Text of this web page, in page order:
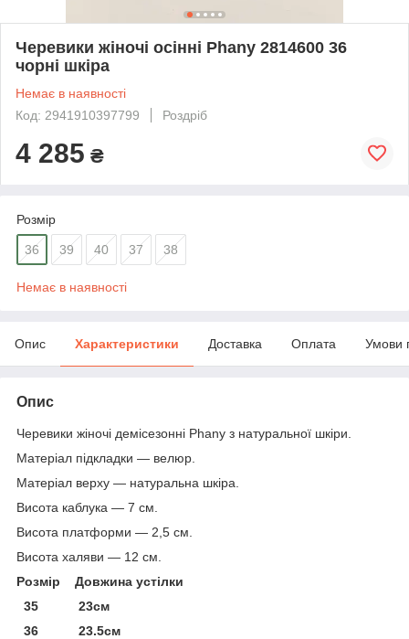
Черевики жіночі осінні Phany 2814600 36
чорні шкіра
Немає в наявності
Код: 2941910397799
Роздріб
4 285 ₴
Розмір
36 39 40 37 38
Немає в наявності
Опис Характеристики Доставка Оплата Умови
Опис
Черевики жіночі демісезонні Phany з натуральної шкіри.
Матеріал підкладки — велюр.
Матеріал верху — натуральна шкіра.
Висота каблука — 7 см.
Висота платформи — 2,5 см.
Висота халяви — 12 см.
Розмір Довжина устілки
35 23см
36 23.5см